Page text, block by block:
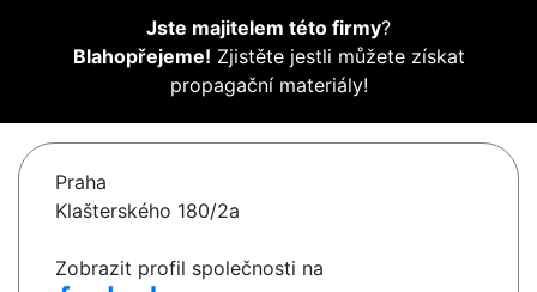
Jste majitelem této firmy?
Blahopřejeme! Zjistěte jestli můžete získat
propagační materiály!
Praha
Klašterského 180/2a
Zobrazit profil společnosti na